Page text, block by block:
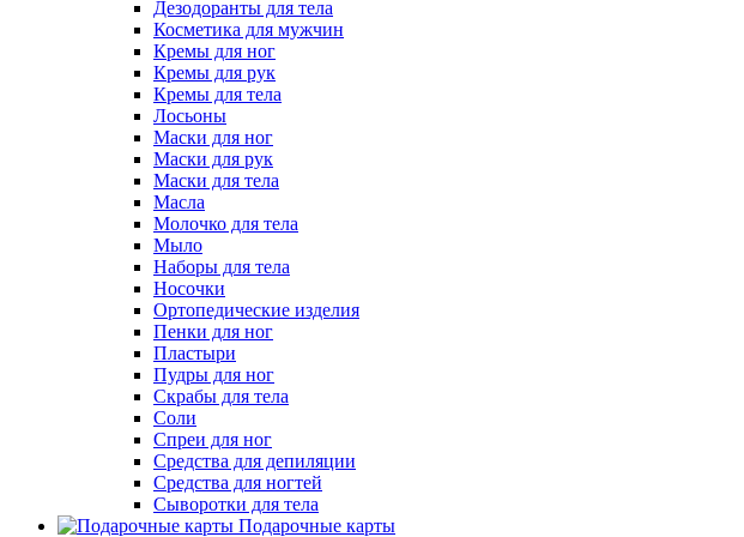
Дезодоранты для тела
Косметика для мужчин
Кремы для ног
Кремы для рук
Кремы для тела
Лосьоны
Маски для ног
Маски для рук
Маски для тела
Масла
Молочко для тела
Мыло
Наборы для тела
Носочки
Ортопедические изделия
Пенки для ног
Пластыри
Пудры для ног
Скрабы для тела
Соли
Спреи для ног
Средства для депиляции
Средства для ногтей
Сыворотки для тела
Подарочные карты